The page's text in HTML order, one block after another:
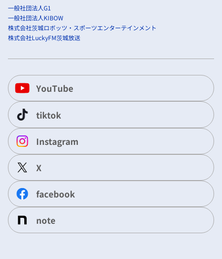
一般社団法人G1
一般社団法人KIBOW
株式会社茨城ロボッツ・スポーツエンターテインメント
株式会社LuckyFM茨城放送
YouTube
tiktok
Instagram
X
facebook
note